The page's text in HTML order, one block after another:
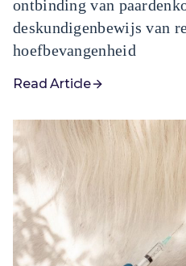
ontbinding van
deskundigenbewijs van
hoefbevangenheid
Read Article